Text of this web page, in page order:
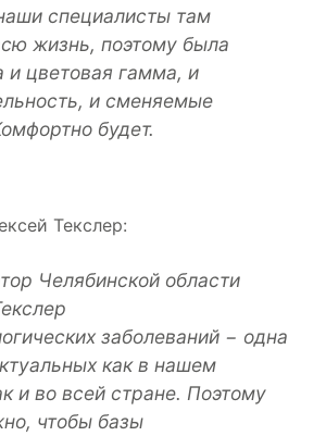
специалисты там
жизнь, поэтому была
и цветовая гамма, и
и сменяемые
будет.
Текслер:
заболеваний − одна
как в нашем
и во всей стране. Поэтому
чтобы базы